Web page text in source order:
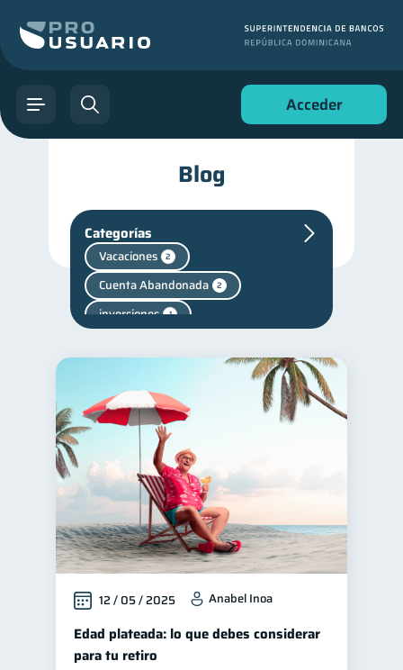
Acceder
Blog
Categorías
Vacaciones 2
Cuenta Abandonada 2
inversiones 1
Educación financiera
Finanzas para jóvenes
Control de deudas
Finanzas familiares 25
Inclusión financiera 22
Bienestar financiero 22
Finanzas para mujeres 20
Seguridad financiera 13
Salud financiera 12
Productos financieros
12 / 05 / 2025 Anabel Inoa
Edad plateada: lo que debes considerar
para tu retiro